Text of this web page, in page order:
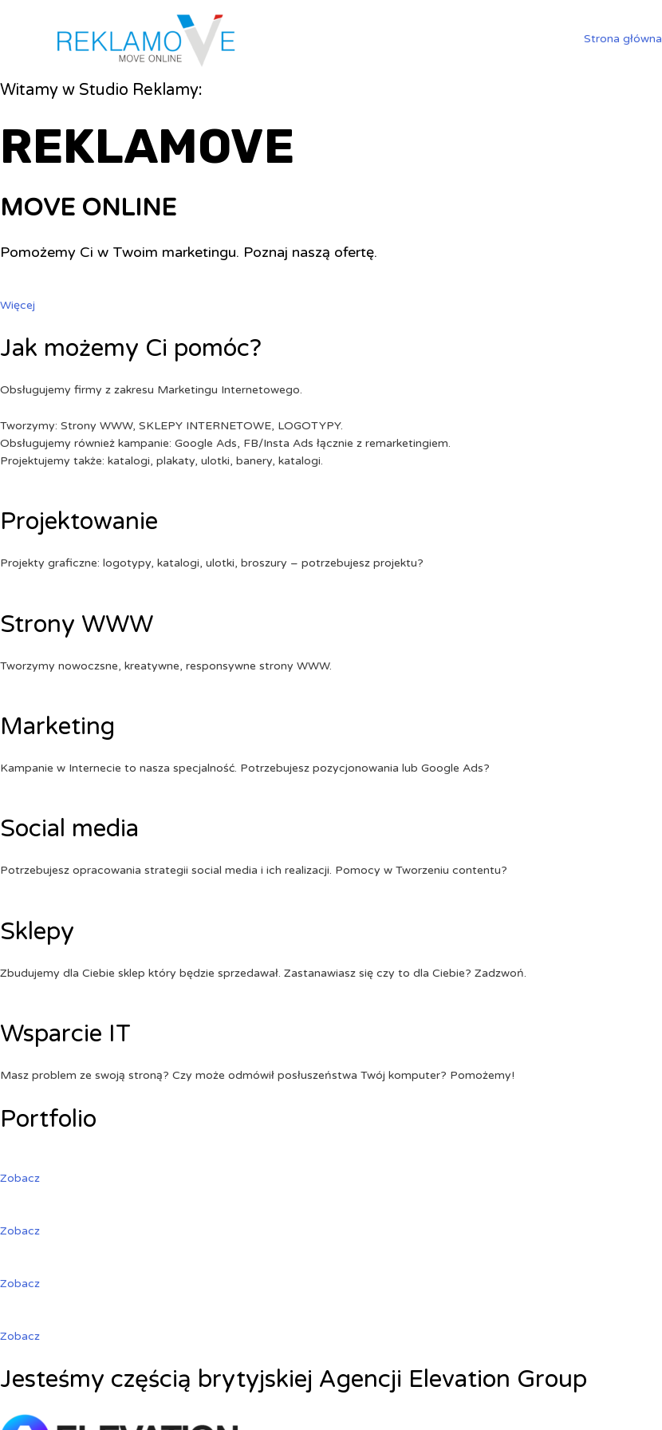
Strona główna
Witamy w Studio Reklamy:
REKLAMOVE
MOVE ONLINE
Pomożemy Ci w Twoim marketingu. Poznaj naszą ofertę.
Więcej
Jak możemy Ci pomóc?
Obsługujemy firmy z zakresu Marketingu Internetowego.
Tworzymy: Strony WWW, SKLEPY INTERNETOWE, LOGOTYPY.
Obsługujemy również kampanie: Google Ads, FB/Insta Ads łącznie z remarketingiem.
Projektujemy także: katalogi, plakaty, ulotki, banery, katalogi.
Projektowanie
Projekty graficzne: logotypy, katalogi, ulotki, broszury – potrzebujesz projektu?
Strony WWW
Tworzymy nowoczsne, kreatywne, responsywne strony WWW.
Marketing
Kampanie w Internecie to nasza specjalność. Potrzebujesz pozycjonowania lub Google Ads?
Social media
Potrzebujesz opracowania strategii social media i ich realizacji. Pomocy w Tworzeniu contentu?
Sklepy
Zbudujemy dla Ciebie sklep który będzie sprzedawał. Zastanawiasz się czy to dla Ciebie? Zadzwoń.
Wsparcie IT
Masz problem ze swoją stroną? Czy może odmówił posłuszeństwa Twój komputer? Pomożemy!
Portfolio
Zobacz
Zobacz
Zobacz
Zobacz
Jesteśmy częścią brytyjskiej Agencji Elevation Group